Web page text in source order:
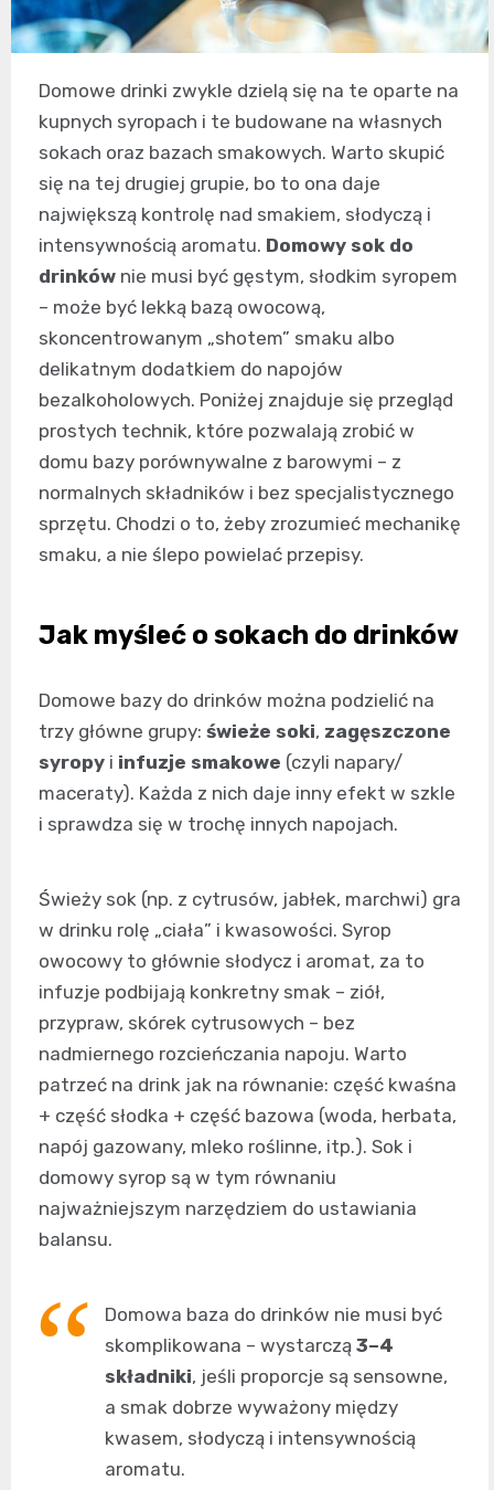
Domowe drinki zwykle dzielą się na te oparte na
kupnych syropach i te budowane na własnych
sokach oraz bazach smakowych. Warto skupić
się na tej drugiej grupie, bo to ona daje
największą kontrolę nad smakiem, słodyczą i
intensywnością aromatu. Domowy sok do
drinków nie musi być gęstym, słodkim syropem
– może być lekką bazą owocową,
skoncentrowanym „shotem” smaku albo
delikatnym dodatkiem do napojów
bezalkoholowych. Poniżej znajduje się przegląd
prostych technik, które pozwalają zrobić w
domu bazy porównywalne z barowymi – z
normalnych składników i bez specjalistycznego
sprzętu. Chodzi o to, żeby zrozumieć mechanikę
smaku, a nie ślepo powielać przepisy.
Jak myśleć o sokach do drinków
Domowe bazy do drinków można podzielić na
trzy główne grupy: świeże soki, zagęszczone
syropy i infuzje smakowe (czyli napary/
maceraty). Każda z nich daje inny efekt w szkle
i sprawdza się w trochę innych napojach.
Świeży sok (np. z cytrusów, jabłek, marchwi) gra
w drinku rolę „ciała” i kwasowości. Syrop
owocowy to głównie słodycz i aromat, za to
infuzje podbijają konkretny smak – ziół,
przypraw, skórek cytrusowych – bez
nadmiernego rozcieńczania napoju. Warto
patrzeć na drink jak na równanie: część kwaśna
+ część słodka + część bazowa (woda, herbata,
napój gazowany, mleko roślinne, itp.). Sok i
domowy syrop są w tym równaniu
najważniejszym narzędziem do ustawiania
balansu.
Domowa baza do drinków nie musi być
skomplikowana – wystarczą 3–4
składniki, jeśli proporcje są sensowne,
a smak dobrze wyważony między
kwasem, słodyczą i intensywnością
aromatu.